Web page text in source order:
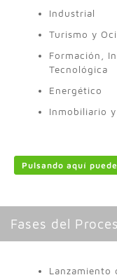
Industrial
Turismo y
Formación,
Tecnológica
Energético
Inmobiliario
Pulsando aquí
Fases del
Lanzamiento